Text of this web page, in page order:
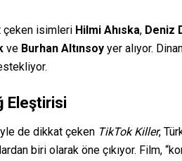
çeken isimleri Hilmi Ahıska, Deniz
ve Burhan Altınsoy yer alıyor.
Eleştirisi
de dikkat çeken TikTok Killer,
biri olarak öne çıkıyor. Film,